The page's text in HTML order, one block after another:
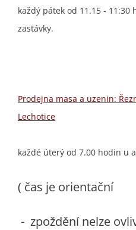
každý pátek od 11.15 -
zastávky.
Prodejna masa a uzenin:
Lechotice
každé úterý od 7.00 hodin u
( čas je orientační
- zpoždění nelze